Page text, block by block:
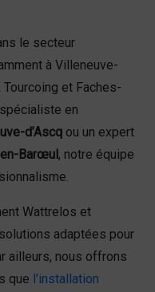
le secteur
à Villeneuve-
et Faches-
en
d’Ascq ou un expert
Barœul , notre équipe
Wattrelos et
adaptées pour
ailleurs, nous offrons
que l’installation